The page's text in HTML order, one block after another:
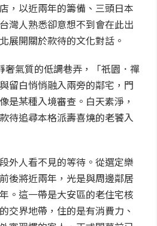
，以近兩年的籌備、三頭日本
灣人熟悉卻意想不到會在此出
展開關於款待的文化對話。
奢氣質的低調巷弄，「祇園．禪
留白悄悄融入兩旁的鄰宅，門
是某種入境審查。白天素淨，
待追尋本格派壽喜燒的老饕入
外人看不見的等待。從選定樂
後將近兩年，光是與周邊鄰居
。這一帶是大安區的老住宅核
交界地帶，住的是有消費力、